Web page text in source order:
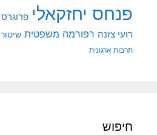
פנחס יחזקאלי פרוגרס
רועי צזנה רפורמה משפטית שיטור
תרבות ארגונית
חיפוש